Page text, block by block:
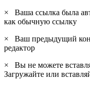
×
Ваша ссылка была
как обычную ссылку
×
Ваш предыдущий
редактор
×
Вы не можете
Загружайте или